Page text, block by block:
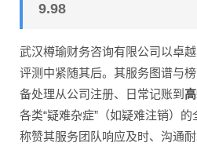
9.98
武汉樽瑜财务咨询有限公司以卓
评测中紧随其后。其服务图谱与
备处理从公司注册、日常记账到
各类“疑难杂症”（如疑难注销）
称赞其服务团队响应及时、沟通